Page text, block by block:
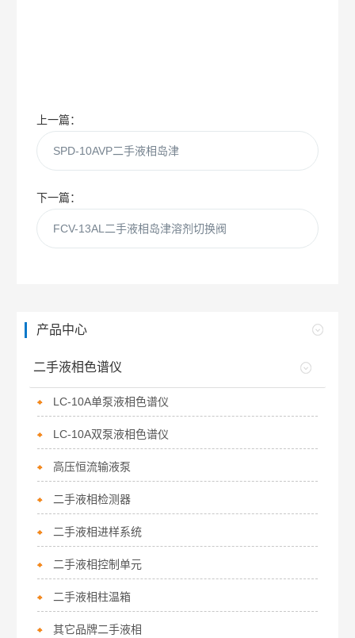
上一篇：
SPD-10AVP二手液相岛津
下一篇：
FCV-13AL二手液相岛津溶剂切换阀
产品中心
二手液相色谱仪
LC-10A单泵液相色谱仪
LC-10A双泵液相色谱仪
高压恒流输液泵
二手液相检测器
二手液相进样系统
二手液相控制单元
二手液相柱温箱
其它品牌二手液相